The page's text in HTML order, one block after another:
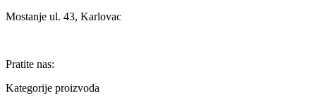
Mostanje ul. 43, Karlovac
Pratite nas:
Kategorije proizvoda